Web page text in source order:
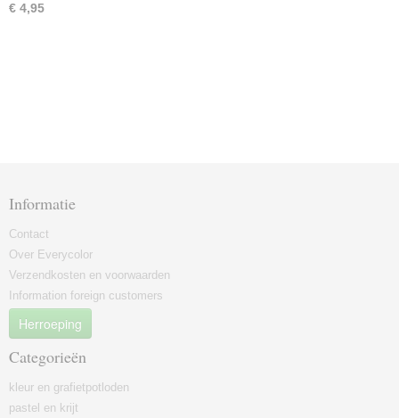
€ 4,95
Informatie
Contact
Over Everycolor
Verzendkosten en voorwaarden
Information foreign customers
Herroeping
Categorieën
kleur en grafietpotloden
pastel en krijt